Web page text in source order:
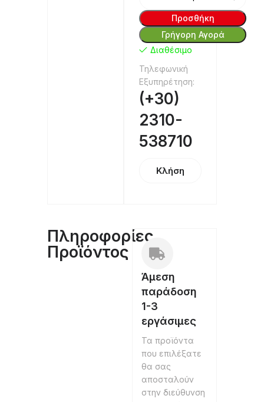
Προσθήκη
Γρήγορη Αγορά
Διαθέσιμο
Τηλεφωνική
Εξυπηρέτηση:
(+30)
2310-
538710
Κλήση
Πληροφορίες
Προϊόντος
Άμεση
παράδοση
1-3
εργάσιμες
Τα προϊόντα
που επιλέξατε
θα σας
αποσταλούν
στην διεύθυνση